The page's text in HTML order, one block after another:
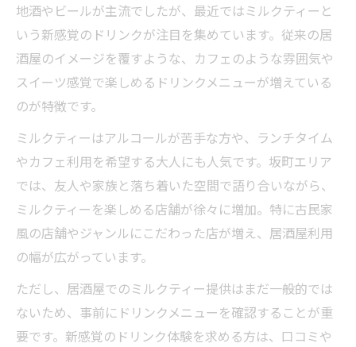
地酒やビールが主流でしたが、最近ではミルクティーと
いう新感覚のドリンクが注目を集めています。従来の居
酒屋のイメージを覆すような、カフェのような雰囲気や
スイーツ感覚で楽しめるドリンクメニューが増えている
のが特徴です。
ミルクティーはアルコールが苦手な方や、ランチタイム
やカフェ利用を希望する大人にも人気です。坂町エリア
では、友人や家族と落ち着いた空間で語り合いながら、
ミルクティーを楽しめる店舗が徐々に増加。特に古民家
風の店舗やジャンルにこだわった店が増え、居酒屋利用
の幅が広がっています。
ただし、居酒屋でのミルクティー提供はまだ一般的では
ないため、事前にドリンクメニューを確認することが重
要です。新感覚のドリンク体験を求める方は、口コミや